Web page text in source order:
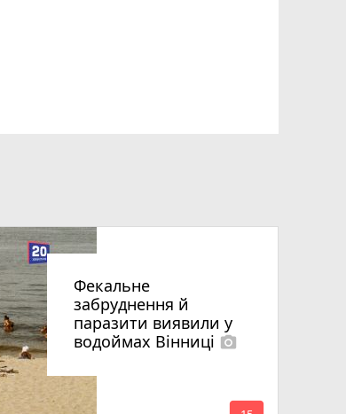
Фекальне
забруднення й
паразити виявили у
водоймах Вінниці photo_camera